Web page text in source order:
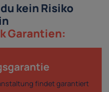
kein Risiko
Garantien:
findet garantiert